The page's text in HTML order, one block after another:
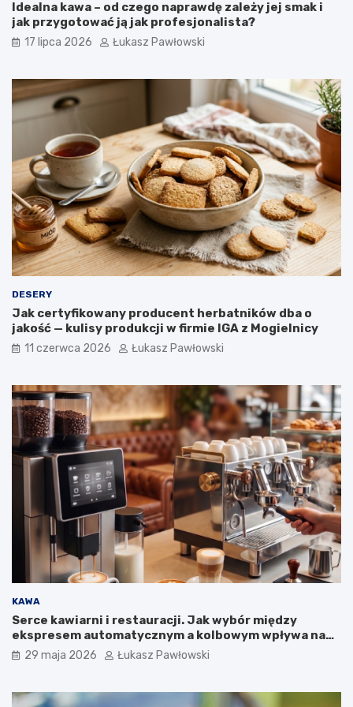
r
z
e
ą
s
k
i
k
a
w
y
a
w
i
n
a
n
a
j
e
r
o
ś
l
i
n
e
w
o
g
n
o
p
o
l
p
a
n
i
Idealna kawa – od czego naprawdę zależy jej smak i
jak przygotować ją jak profesjonalista?
17 lipca 2026 Łukasz Pawłowski
DESERY
Jak certyfikowany producent herbatników dba o
jakość — kulisy produkcji w firmie IGA z Mogielnicy
11 czerwca 2026 Łukasz Pawłowski
KAWA
Serce kawiarni i restauracji. Jak wybór między
ekspresem automatycznym a kolbowym wpływa na
jakość w filiżance?
29 maja 2026 Łukasz Pawłowski